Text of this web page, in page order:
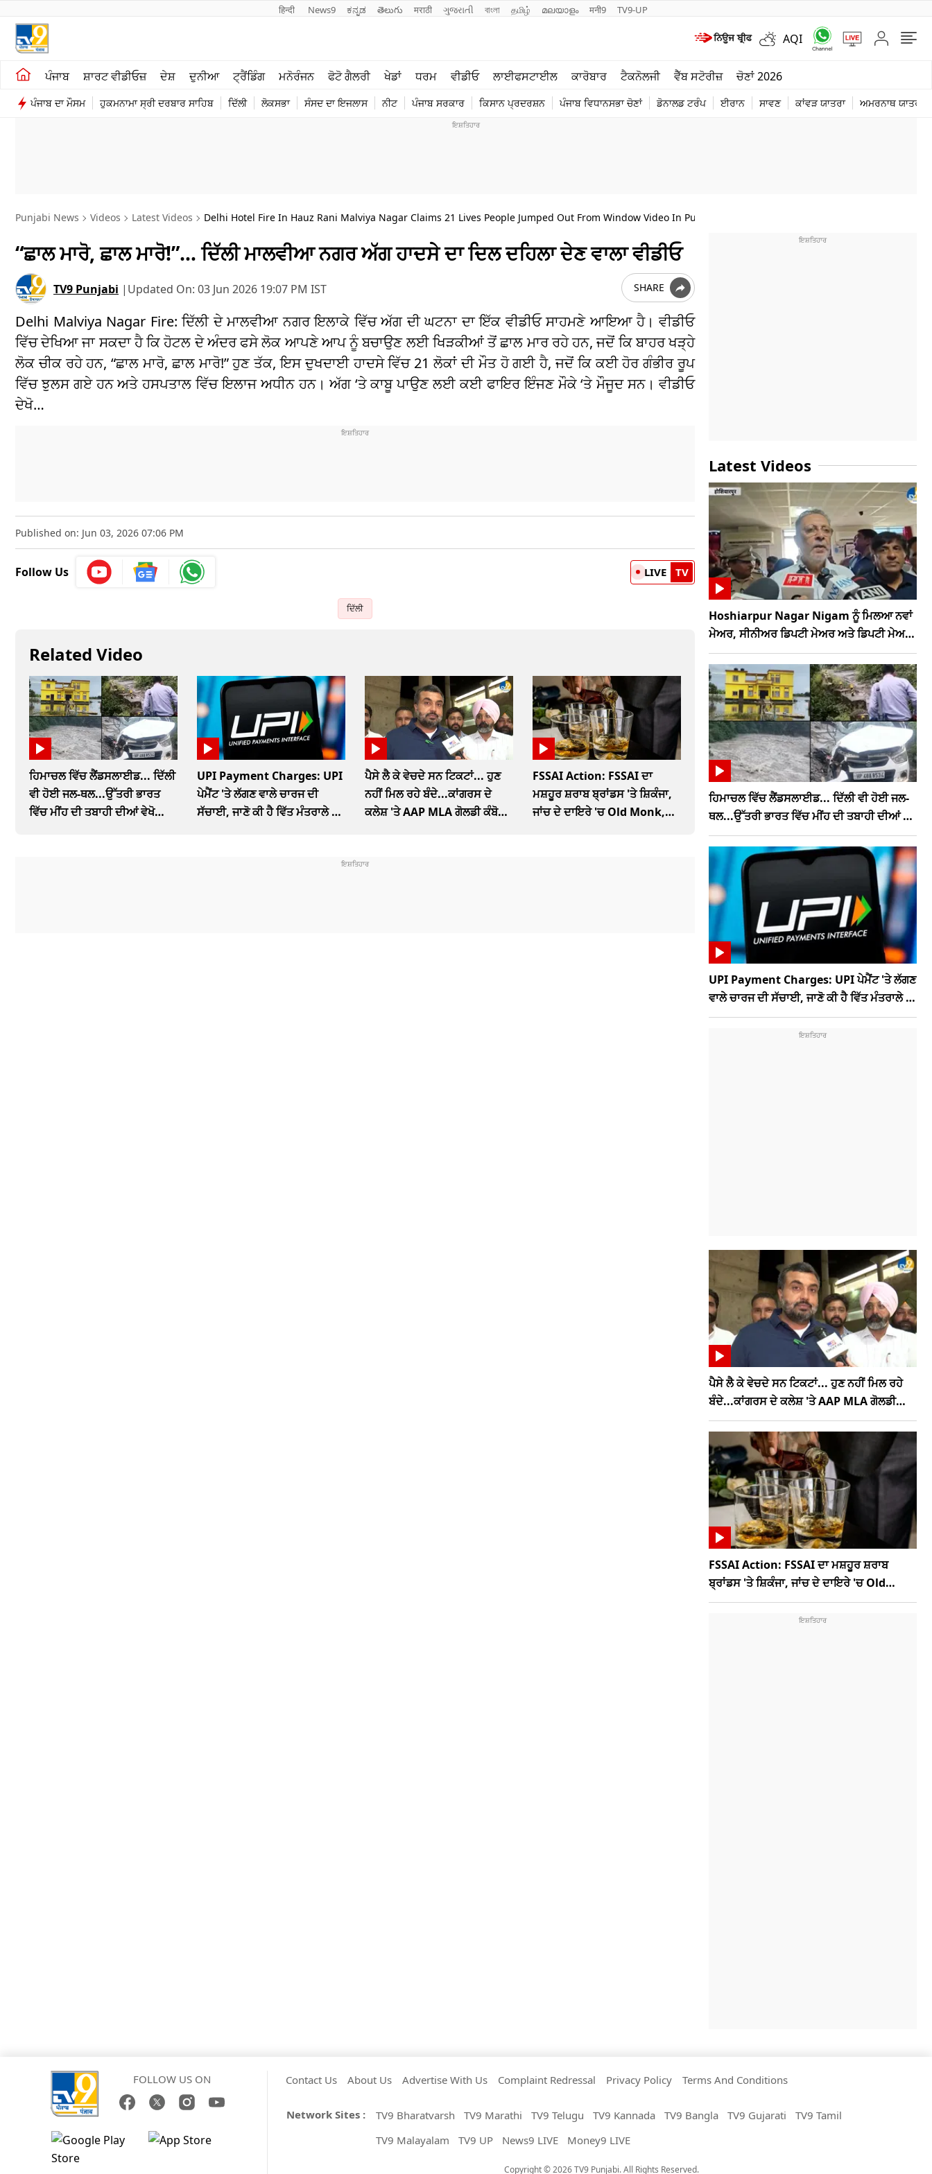
हिन्दी News9 ಕನ್ನಡ తెలుగు मराठी ગુજરાતી বাংলা தமிழ் മലയാളം मनी9 TV9-UP
AQI
ਪੰਜਾਬ ਸ਼ਾਰਟ ਵੀਡੀਓਜ਼ ਦੇਸ਼ ਦੁਨੀਆ ਟ੍ਰੈਂਡਿੰਗ ਮਨੋਰੰਜਨ ਫੋਟੋ ਗੈਲਰੀ ਖੇਡਾਂ ਧਰਮ ਵੀਡੀਓ ਲਾਈਫਸਟਾਈਲ ਕਾਰੋਬਾਰ ਟੈਕਨੋਲਜੀ ਵੈੱਬ ਸਟੋਰੀਜ਼ ਚੋਣਾਂ 2026
ਪੰਜਾਬ ਦਾ ਮੌਸਮ ਹੁਕਮਨਾਮਾ ਸ੍ਰੀ ਦਰਬਾਰ ਸਾਹਿਬ ਦਿੱਲੀ ਲੋਕਸਭਾ ਸੰਸਦ ਦਾ ਇਜਲਾਸ ਨੀਟ ਪੰਜਾਬ ਸਰਕਾਰ ਕਿਸਾਨ ਪ੍ਰਦਰਸ਼ਨ ਪੰਜਾਬ ਵਿਧਾਨਸਭਾ ਚੋਣਾਂ ਡੋਨਾਲਡ ਟਰੰਪ ਈਰਾਨ ਸਾਵਣ ਕਾਂਵੜ ਯਾਤਰਾ ਅਮਰਨਾਥ ਯਾਤਰਾ
ਖੇਤੀਬਾੜੀ
ਸ਼ਾਰਟ ਵੀਡੀਓਜ਼
ਮਨੋਰੰਜਨ
ਪੰਜਾਬ
ਟੈਕਨੋਲਜੀ
ਦੁਨੀਆ
Punjabi News Videos Latest Videos Delhi Hotel Fire In Hauz Rani Malviya Nagar Claims 21 Lives People Jumped Out From Window Video In Punjabi
“ਛਾਲ ਮਾਰੋ, ਛਾਲ ਮਾਰੋ!”… ਦਿੱਲੀ ਮਾਲਵੀਆ ਨਗਰ ਅੱਗ ਹਾਦਸੇ ਦਾ ਦਿਲ ਦਹਿਲਾ ਦੇਣ ਵਾਲਾ ਵੀਡੀਓ
TV9 Punjabi | Updated On: 03 Jun 2026 19:07 PM IST SHARE
Delhi Malviya Nagar Fire: ਦਿੱਲੀ ਦੇ ਮਾਲਵੀਆ ਨਗਰ ਇਲਾਕੇ ਵਿੱਚ ਅੱਗ ਦੀ ਘਟਨਾ ਦਾ ਇੱਕ ਵੀਡੀਓ ਸਾਹਮਣੇ ਆਇਆ ਹੈ। ਵੀਡੀਓ
ਵਿੱਚ ਦੇਖਿਆ ਜਾ ਸਕਦਾ ਹੈ ਕਿ ਹੋਟਲ ਦੇ ਅੰਦਰ ਫਸੇ ਲੋਕ ਆਪਣੇ ਆਪ ਨੂੰ ਬਚਾਉਣ ਲਈ ਖਿੜਕੀਆਂ ਤੋਂ ਛਾਲ ਮਾਰ ਰਹੇ ਹਨ, ਜਦੋਂ ਕਿ ਬਾਹਰ ਖੜ੍ਹੇ
ਲੋਕ ਚੀਕ ਰਹੇ ਹਨ, “ਛਾਲ ਮਾਰੋ, ਛਾਲ ਮਾਰੋ!” ਹੁਣ ਤੱਕ, ਇਸ ਦੁਖਦਾਈ ਹਾਦਸੇ ਵਿੱਚ 21 ਲੋਕਾਂ ਦੀ ਮੌਤ ਹੋ ਗਈ ਹੈ, ਜਦੋਂ ਕਿ ਕਈ ਹੋਰ ਗੰਭੀਰ ਰੂਪ
ਵਿੱਚ ਝੁਲਸ ਗਏ ਹਨ ਅਤੇ ਹਸਪਤਾਲ ਵਿੱਚ ਇਲਾਜ ਅਧੀਨ ਹਨ। ਅੱਗ ‘ਤੇ ਕਾਬੂ ਪਾਉਣ ਲਈ ਕਈ ਫਾਇਰ ਇੰਜਣ ਮੌਕੇ ‘ਤੇ ਮੌਜੂਦ ਸਨ। ਵੀਡੀਓ
ਦੇਖੋ…
Published on: Jun 03, 2026 07:06 PM
Follow Us LIVE TV
ਦਿੱਲੀ
Related Video
ਹਿਮਾਚਲ ਵਿੱਚ ਲੈਂਡਸਲਾਈਡ... ਦਿੱਲੀ
ਵੀ ਹੋਈ ਜਲ-ਥਲ...ਉੱਤਰੀ ਭਾਰਤ
ਵਿੱਚ ਮੀਂਹ ਦੀ ਤਬਾਹੀ ਦੀਆਂ ਵੇਖੋ
UPI Payment Charges: UPI
ਪੇਮੈਂਟ 'ਤੇ ਲੱਗਣ ਵਾਲੇ ਚਾਰਜ ਦੀ
ਸੱਚਾਈ, ਜਾਣੋ ਕੀ ਹੈ ਵਿੱਤ ਮੰਤਰਾਲੇ ਦਾ
ਪੈਸੇ ਲੈ ਕੇ ਵੇਚਦੇ ਸਨ ਟਿਕਟਾਂ... ਹੁਣ
ਨਹੀਂ ਮਿਲ ਰਹੇ ਬੰਦੇ...ਕਾਂਗਰਸ ਦੇ
ਕਲੇਸ਼ 'ਤੇ AAP MLA ਗੋਲਡੀ ਕੰਬੋਜ
FSSAI Action: FSSAI ਦਾ
ਮਸ਼ਹੂਰ ਸ਼ਰਾਬ ਬ੍ਰਾਂਡਸ 'ਤੇ ਸ਼ਿਕੰਜਾ,
ਜਾਂਚ ਦੇ ਦਾਇਰੇ 'ਚ Old Monk,
Latest Videos
Hoshiarpur Nagar Nigam ਨੂੰ ਮਿਲਆ ਨਵਾਂ
ਮੇਅਰ, ਸੀਨੀਅਰ ਡਿਪਟੀ ਮੇਅਰ ਅਤੇ ਡਿਪਟੀ ਮੇਅਰ,
ਮੰਤਰੀ ਨੇ ਦੱਸਿਆ ਪੂਰਾ ਗਣਿਤ
ਹਿਮਾਚਲ ਵਿੱਚ ਲੈਂਡਸਲਾਈਡ... ਦਿੱਲੀ ਵੀ ਹੋਈ ਜਲ-
ਥਲ...ਉੱਤਰੀ ਭਾਰਤ ਵਿੱਚ ਮੀਂਹ ਦੀ ਤਬਾਹੀ ਦੀਆਂ ਵੇਖੋ
ਤਸਵੀਰਾਂ
UPI Payment Charges: UPI ਪੇਮੈਂਟ 'ਤੇ ਲੱਗਣ
ਵਾਲੇ ਚਾਰਜ ਦੀ ਸੱਚਾਈ, ਜਾਣੋ ਕੀ ਹੈ ਵਿੱਤ ਮੰਤਰਾਲੇ ਦਾ
ਨਵਾਂ ਪ੍ਰਸਤਾਵ
ਪੈਸੇ ਲੈ ਕੇ ਵੇਚਦੇ ਸਨ ਟਿਕਟਾਂ... ਹੁਣ ਨਹੀਂ ਮਿਲ ਰਹੇ
ਬੰਦੇ...ਕਾਂਗਰਸ ਦੇ ਕਲੇਸ਼ 'ਤੇ AAP MLA ਗੋਲਡੀ
ਕੰਬੋਜ ਦਾ ਤਿੱਖਾ ਤੰਜ
FSSAI Action: FSSAI ਦਾ ਮਸ਼ਹੂਰ ਸ਼ਰਾਬ
ਬ੍ਰਾਂਡਸ 'ਤੇ ਸ਼ਿਕੰਜਾ, ਜਾਂਚ ਦੇ ਦਾਇਰੇ 'ਚ Old
Monk, McDowells
FOLLOW US ON Contact Us About Us Advertise With Us Complaint Redressal Privacy Policy Terms And Conditions
Network Sites : TV9 Bharatvarsh TV9 Marathi TV9 Telugu TV9 Kannada TV9 Bangla TV9 Gujarati
TV9 Tamil
TV9 Malayalam
TV9 UP News9 LIVE Money9 LIVE
Copyright © 2026 TV9 Punjabi. All Rights Reserved.